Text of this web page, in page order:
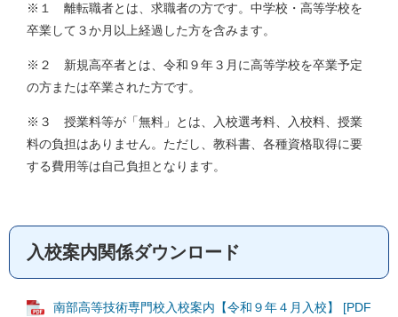
※１ 離転職者とは、求職者の方です。中学校・高等学校を
卒業して３か月以上経過した方を含みます。
※２ 新規高卒者とは、令和９年３月に高等学校を卒業予定
の方または卒業された方です。
※３ 授業料等が「無料」とは、入校選考料、入校料、授業
料の負担はありません。ただし、教科書、各種資格取得に要
する費用等は自己負担となります。
入校案内関係ダウンロード
南部高等技術専門校入校案内【令和９年４月入校】 [PDF